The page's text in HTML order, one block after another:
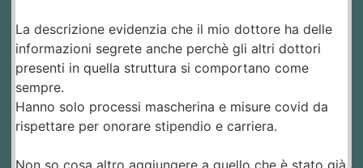
La descrizione evidenzia che il mio dottore ha delle
informazioni segrete anche perchè gli altri dottori
presenti in quella struttura si comportano come
sempre.
Hanno solo processi mascherina e misure covid da
rispettare per onorare stipendio e carriera.